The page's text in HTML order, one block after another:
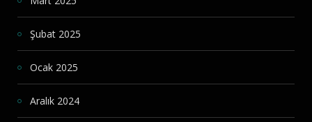
Şubat 2025
Ocak 2025
Aralık 2024